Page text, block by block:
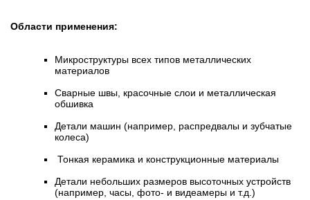
Области применения:
Микроструктуры всех типов металлических
материалов
Сварные швы, красочные слои и металлическая
обшивка
Детали машин (например, распредвалы и зубчатые
колеса)
Тонкая керамика и конструкционные материалы
Детали небольших размеров высоточных устройств
(например, часы, фото- и видеамеры и т.д.)